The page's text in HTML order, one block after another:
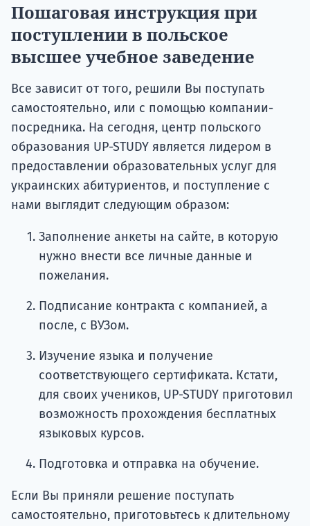
Пошаговая инструкция при
поступлении в польское
высшее учебное заведение
Все зависит от того, решили Вы поступать
самостоятельно, или с помощью компании-
посредника. На сегодня, центр польского
образования UP-STUDY является лидером в
предоставлении образовательных услуг для
украинских абитуриентов, и поступление с
нами выглядит следующим образом:
Заполнение анкеты на сайте, в которую
нужно внести все личные данные и
пожелания.
Подписание контракта с компанией, а
после, с ВУЗом.
Изучение языка и получение
соответствующего сертификата. Кстати,
для своих учеников, UP-STUDY приготовил
возможность прохождения бесплатных
языковых курсов.
Подготовка и отправка на обучение.
Если Вы приняли решение поступать
самостоятельно, приготовьтесь к длительному